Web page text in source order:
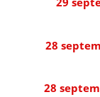
28
28